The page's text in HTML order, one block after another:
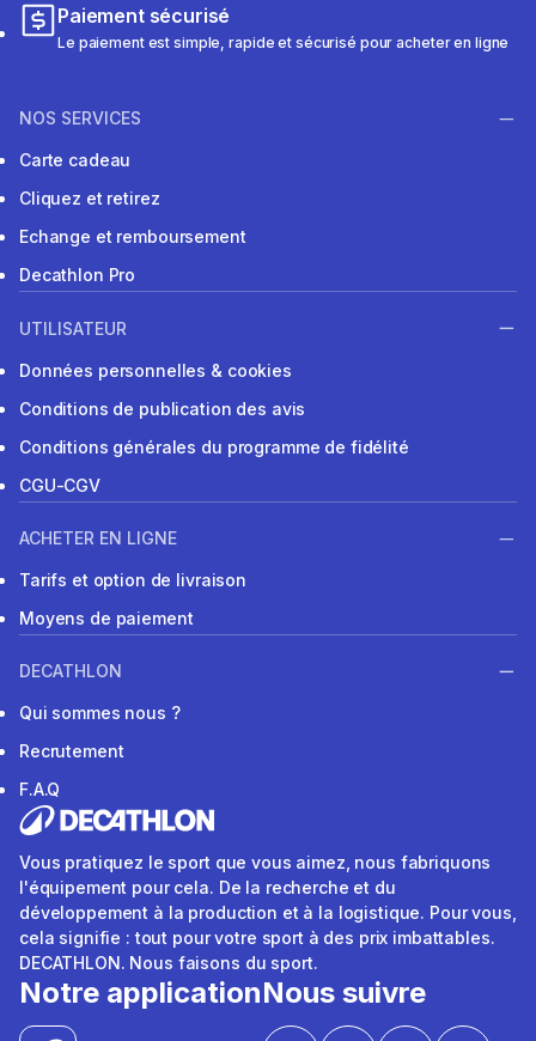
Paiement sécurisé
Le paiement est simple, rapide et sécurisé pour acheter en ligne
NOS SERVICES
Carte cadeau
Cliquez et retirez
Echange et remboursement
Decathlon Pro
UTILISATEUR
Données personnelles & cookies
Conditions de publication des avis
Conditions générales du programme de fidélité
CGU-CGV
ACHETER EN LIGNE
Tarifs et option de livraison
Moyens de paiement
DECATHLON
Qui sommes nous ?
Recrutement
F.A.Q
Vous pratiquez le sport que vous aimez, nous fabriquons
l'équipement pour cela. De la recherche et du
développement à la production et à la logistique. Pour vous,
cela signifie : tout pour votre sport à des prix imbattables.
DECATHLON. Nous faisons du sport.
Notre applicationNous suivre